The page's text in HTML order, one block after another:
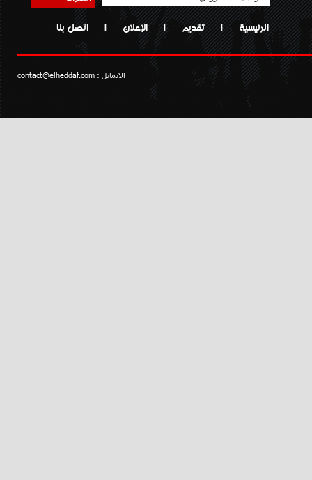
الرئيسية | تقديم | الإعلان | اتصل بنا
الايمايل : contact@elheddaf.com